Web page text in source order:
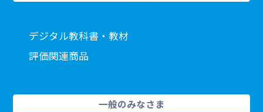
デジタル教科書・教材
評価関連商品
一般のみなさま